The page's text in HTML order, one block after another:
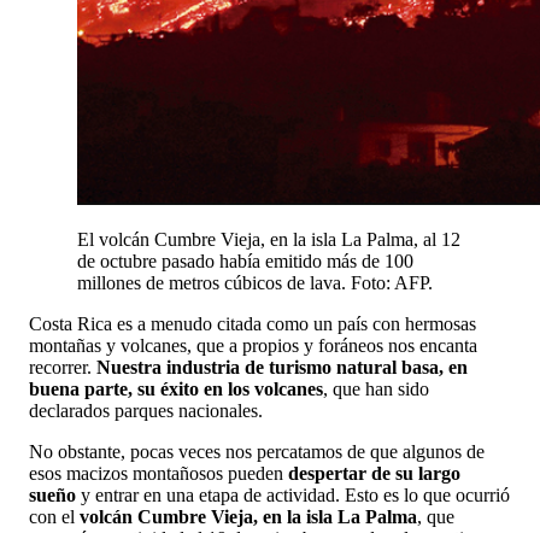
El volcán Cumbre Vieja, en la isla La Palma, al 12
de octubre pasado había emitido más de 100
millones de metros cúbicos de lava. Foto: AFP.
Costa Rica es a menudo citada como un país con hermosas
montañas y volcanes, que a propios y foráneos nos encanta
recorrer. Nuestra industria de turismo natural basa, en
buena parte, su éxito en los volcanes, que han sido
declarados parques nacionales.
No obstante, pocas veces nos percatamos de que algunos de
esos macizos montañosos pueden despertar de su largo
sueño y entrar en una etapa de actividad. Esto es lo que ocurrió
con el volcán Cumbre Vieja, en la isla La Palma, que